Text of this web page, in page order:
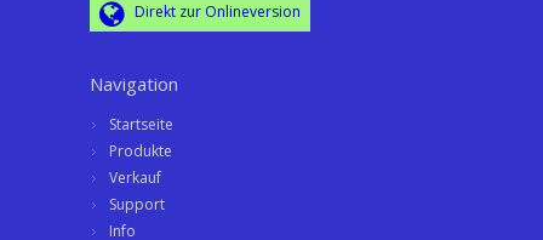
Direkt zur Onlineversion
Navigation
Startseite
Produkte
Verkauf
Support
Info